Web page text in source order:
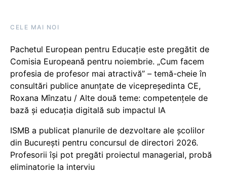
CELE MAI NOI
Pachetul European pentru Educație este pregătit de
Comisia Europeană pentru noiembrie. „Cum facem
profesia de profesor mai atractivă” – temă-cheie în
consultări publice anunțate de vicepreședinta CE,
Roxana Mînzatu / Alte două teme: competențele de
bază și educația digitală sub impactul IA
ISMB a publicat planurile de dezvoltare ale școlilor
din București pentru concursul de directori 2026.
Profesorii își pot pregăti proiectul managerial, probă
eliminatorie la interviu